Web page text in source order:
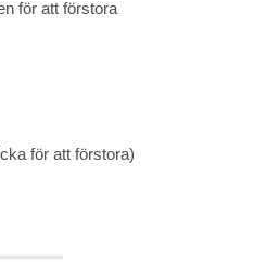
för att förstora
för att förstora)